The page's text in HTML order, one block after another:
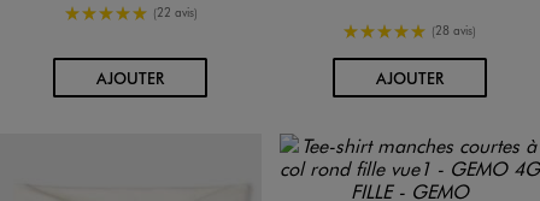
5/5 de moyenne
(22 avis)
AJOUTERAU PANIER
5/5 de moyenne
(28 avis)
AJOUTERAU PANIER